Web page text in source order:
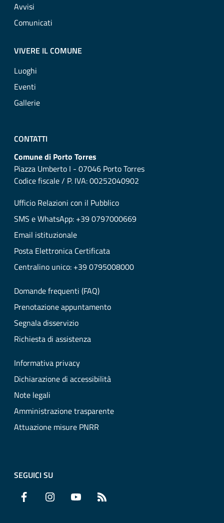
Avvisi
Comunicati
VIVERE IL COMUNE
Luoghi
Eventi
Gallerie
CONTATTI
Comune di Porto Torres
Piazza Umberto I - 07046 Porto Torres
Codice fiscale / P. IVA: 00252040902
Ufficio Relazioni con il Pubblico
SMS e WhatsApp: +39 0797000669
Email istituzionale
Posta Elettronica Certificata
Centralino unico: +39 0795008000
Domande frequenti (FAQ)
Prenotazione appuntamento
Segnala disservizio
Richiesta di assistenza
Informativa privacy
Dichiarazione di accessibilità
Note legali
Amministrazione trasparente
Attuazione misure PNRR
SEGUICI SU
Facebook Instagram YouTube